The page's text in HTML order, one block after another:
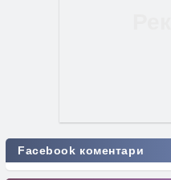
Facebook коментари